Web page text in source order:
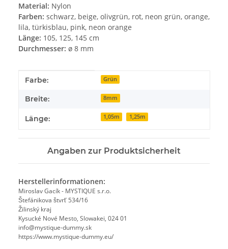
Material: Nylon
Farben: schwarz, beige, olivgrün, rot, neon grün, orange,
lila, türkisblau, pink, neon orange
Länge: 105, 125, 145 cm
Durchmesser: ø 8 mm
Produkteigenschaft
Wert
Farbe: Grün
Breite: 8mm
Länge: 1,05m 1,25m
Angaben zur Produktsicherheit
Herstellerinformationen:
Miroslav Gacík - MYSTIQUE s.r.o.
Štefánikova štvrť 534/16
Žilinský kraj
Kysucké Nové Mesto, Slowakei, 024 01
info@mystique-dummy.sk
https://www.mystique-dummy.eu/